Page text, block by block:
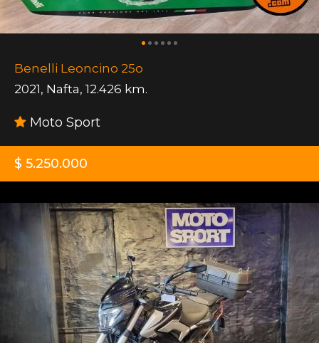
Benelli Leoncino 25o
2021, Nafta, 12.426 km.
Moto Sport
$ 5.250.000